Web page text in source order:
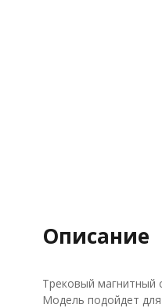
Описание
Трековый магнитный
Модель подойдет